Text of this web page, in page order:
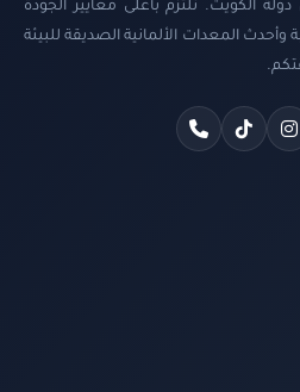
الكويت. نلتزم بأعلى معايير الجودة
وأحدث المعدات الألمانية الصديقة للبيئة